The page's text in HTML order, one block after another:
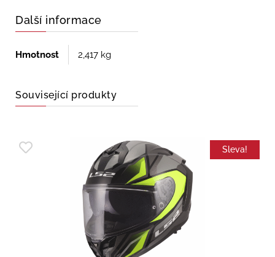
Další informace
Hmotnost 2,417 kg
Související produkty
Sleva!